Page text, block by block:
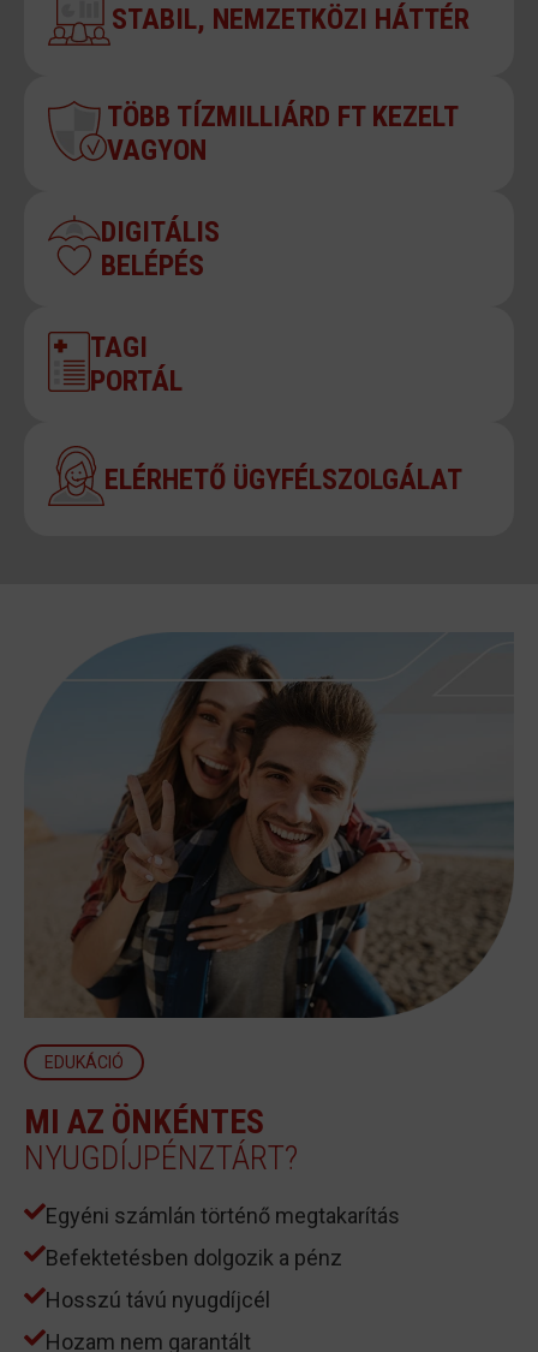
STABIL, NEMZETKÖZI HÁTTÉR
TÖBB TÍZMILLIÁRD FT KEZELT
VAGYON
DIGITÁLIS
BELÉPÉS
TAGI
PORTÁL
ELÉRHETŐ ÜGYFÉLSZOLGÁLAT
EDUKÁCIÓ
MI AZ ÖNKÉNTES
NYUGDÍJPÉNZTÁRT?
Egyéni számlán történő megtakarítás
Befektetésben dolgozik a pénz
Hosszú távú nyugdíjcél
Hozam nem garantált